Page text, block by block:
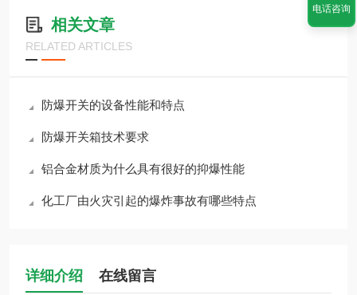
相关文章
RELATED ARTICLES
防爆开关的设备性能和特点
防爆开关箱技术要求
铝合金材质为什么具有很好的抑爆性能
化工厂由火灾引起的爆炸事故有哪些特点
详细介绍 在线留言
电话咨询